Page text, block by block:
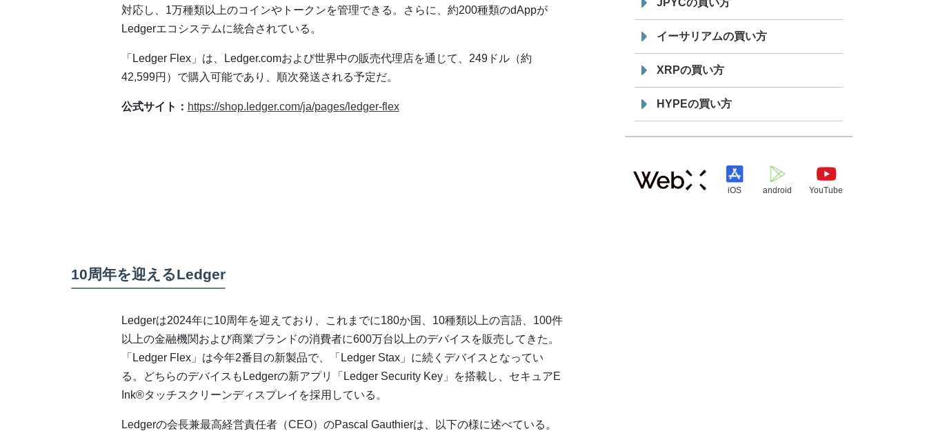
対応し、1万種類以上のコインやトークンを管理できる。さらに、約200種類のdAppが
Ledgerエコシステムに統合されている。
「Ledger Flex」は、Ledger.comおよび世界中の販売代理店を通じて、249ドル（約
42,599円）で購入可能であり、順次発送される予定だ。
公式サイト： https://shop.ledger.com/ja/pages/ledger-flex
10周年を迎えるLedger
Ledgerは2024年に10周年を迎えており、これまでに180か国、10種類以上の言語、100件
以上の金融機関および商業ブランドの消費者に600万台以上のデバイスを販売してきた。
「Ledger Flex」は今年2番目の新製品で、「Ledger Stax」に続くデバイスとなってい
る。どちらのデバイスもLedgerの新アプリ「Ledger Security Key」を搭載し、セキュアE
Ink®タッチスクリーンディスプレイを採用している。
Ledgerの会長兼最高経営責任者（CEO）のPascal Gauthierは、以下の様に述べている。
イーサリアムの買い方
XRPの買い方
HYPEの買い方
iOS android YouTube